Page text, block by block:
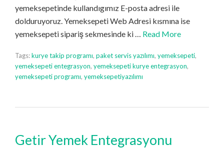
yemeksepetinde kullandıgımız E-posta adresi ile
dolduruyoruz. Yemeksepeti Web Adresi kısmına ise
yemeksepeti sipariş sekmesinde ki … Read More
Tags:kurye takip programı, paket servis yazılımı, yemeksepeti,
yemeksepeti entegrasyon, yemeksepeti kurye entegrasyon,
yemeksepeti programı, yemeksepetiyazılımı
Getir Yemek Entegrasyonu